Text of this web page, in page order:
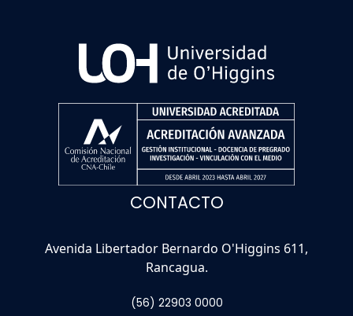
CONTACTO
Avenida Libertador Bernardo O'Higgins 611,
Rancagua.
(56) 22903 0000